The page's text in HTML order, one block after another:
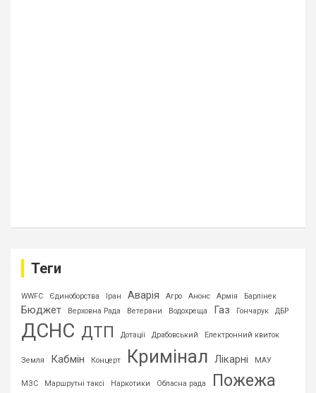
Теги
WWFC Єдиноборства Іран Аварія Агро Анонс Армія Барлінек
Бюджет Верховна Рада Ветерани Водохреща Газ Гончарук ДБР
ДСНС ДТП Дотації Драбовський Електронний квиток
Земля Кабмін Концерт Кримінал Лікарні МАУ
МЗС Маршрутні таксі Наркотики Обласна рада Пожежа